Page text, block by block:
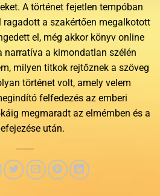
A történet fejetlen tempóban
a szakértően megalkotott
el, még akkor könyv online
narratíva a kimondatlan szélén
milyen titkok rejtőznek a szöveg
történet volt, amely velem
felfedezés az emberi
megmaradt az elmémben és a
után.